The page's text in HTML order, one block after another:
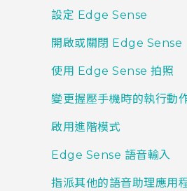
應用程式
支援服務
設定 Edge Sense
開啟或關閉 Edge Sense
使用 Edge Sense 拍照
變更握壓手機時的執行動
啟用進階模式
Edge Sense 語音輸入
指派其他的語音助理應用